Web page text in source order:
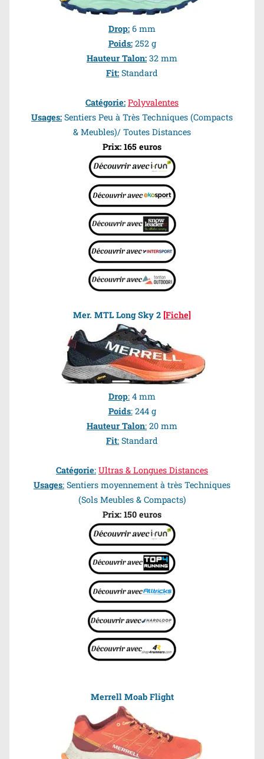
Drop: 6 mm
Poids:252 g
Hauteur Talon: 32 mm
Fit: Standard
Catégorie: Polyvalentes
Usages: Sentiers Peu à Très Techniques (Compacts
& Meubles)/ Toutes Distances
Prix: 165 euros
Mer. MTL Long Sky 2 [Fiche]
Drop: 4 mm
Poids:244 g
Hauteur Talon: 20 mm
Fit: Standard
Catégorie: Ultras & Longues Distances
Usages: Sentiers moyennement à très Techniques
(Sols Meubles & Compacts)
Prix: 150 euros
Merrell Moab Flight